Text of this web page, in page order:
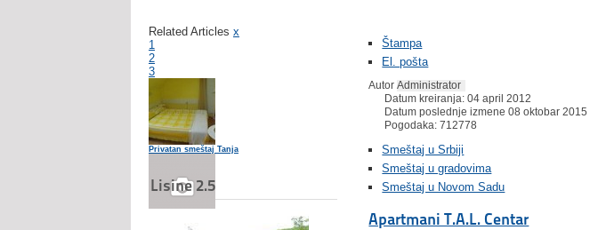
Related Articles x
1
2
3
Privatan smeštaj Tanja
Hotel Aurora
Lisine 2.5
Štampa
El. pošta
AutorAdministrator
Datum kreiranja: 04 april 2012
Datum poslednje izmene 08 oktobar 2015
Pogodaka: 712778
Smeštaj u Srbiji
Smeštaj u gradovima
Smeštaj u Novom Sadu
Apartmani T.A.L. Centar